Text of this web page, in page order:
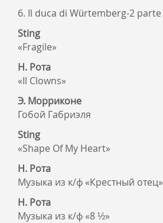
6. Il duca di Würtemberg-2 parte
Sting
«Fragile»
Н. Рота
«Il Clowns»
Э. Морриконе
Гобой Габриэля
Sting
«Shape Of My Heart»
Н. Рота
Музыка из к/ф «Крестный отец»
Н. Рота
Музыка из к/ф «8 ½»